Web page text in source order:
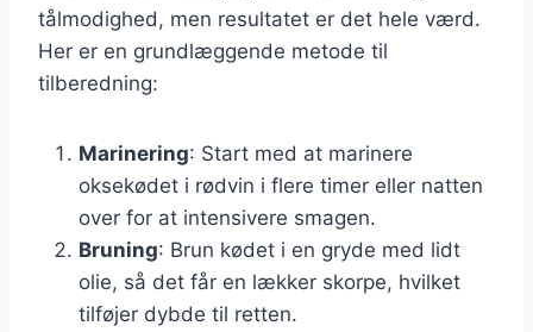
tålmodighed, men resultatet er det hele værd.
Her er en grundlæggende metode til
tilberedning:
Marinering: Start med at marinere
oksekødet i rødvin i flere timer eller natten
over for at intensivere smagen.
Bruning: Brun kødet i en gryde med lidt
olie, så det får en lækker skorpe, hvilket
tilføjer dybde til retten.